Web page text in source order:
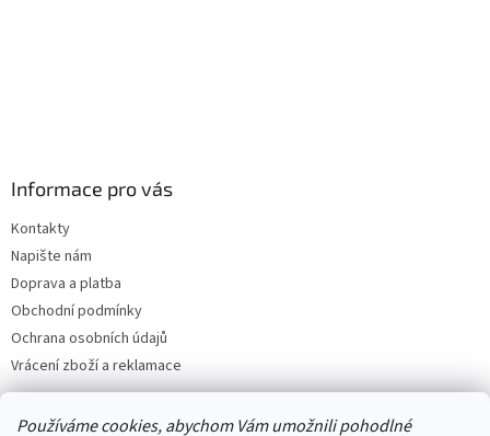
Používáme cookies, abychom Vám umožnili pohodlné
Informace pro vás
Kontakty
Napište nám
Doprava a platba
Obchodní podmínky
Ochrana osobních údajů
Vrácení zboží a reklamace